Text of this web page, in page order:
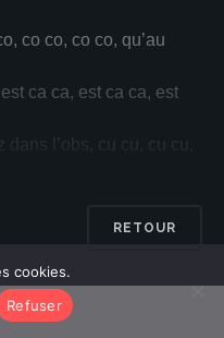
co co, co co, qu’au
est ca ca, est ca ca, est
dans l’obs, cu cu, cu cu,
ne con con, con con,
po po, les po po, les
dans le ca ca, le ca ca,
RETOUR
cookies.
Refuser